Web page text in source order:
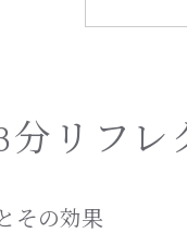
疲
リフレ
その効果